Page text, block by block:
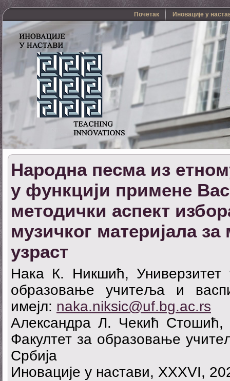
Почетак Иновације у
Народна песма из
у функцији примене
методички аспект
музичког материјала
узраст
Нака К. Никшић, Универзитет
образовање учитеља и
имејл: naka.niksic@uf.bg.ac.rs
Александра Л. Чекић Стошић,
Факултет за образовање
Србија
Иновације у настави, XXXVI,